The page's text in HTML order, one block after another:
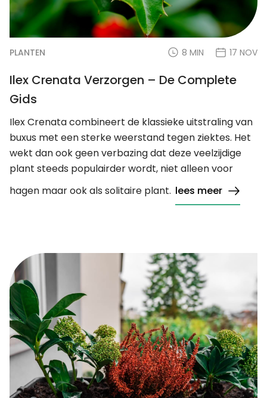
PLANTEN 8 MIN 17 NOV
Ilex Crenata Verzorgen – De Complete
Gids
Ilex Crenata combineert de klassieke uitstraling van
buxus met een sterke weerstand tegen ziektes. Het
wekt dan ook geen verbazing dat deze veelzijdige
plant steeds populairder wordt, niet alleen voor
hagen maar ook als solitaire plant. lees meer